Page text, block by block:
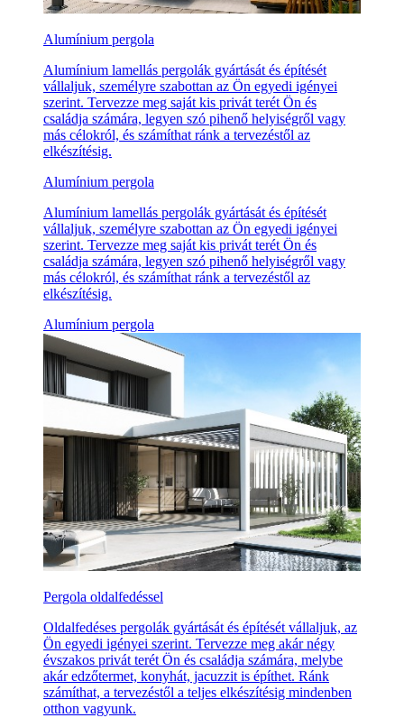
Alumínium pergola
Alumínium lamellás pergolák gyártását és építését
vállaljuk, személyre szabottan az Ön egyedi igényei
szerint. Tervezze meg saját kis privát terét Ön és
családja számára, legyen szó pihenő helyiségről vagy
más célokról, és számíthat ránk a tervezéstől az
elkészítésig.
Alumínium pergola
Alumínium lamellás pergolák gyártását és építését
vállaljuk, személyre szabottan az Ön egyedi igényei
szerint. Tervezze meg saját kis privát terét Ön és
családja számára, legyen szó pihenő helyiségről vagy
más célokról, és számíthat ránk a tervezéstől az
elkészítésig.
Alumínium pergola
Pergola oldalfedéssel
Oldalfedéses pergolák gyártását és építését vállaljuk, az
Ön egyedi igényei szerint. Tervezze meg akár négy
évszakos privát terét Ön és családja számára, melybe
akár edzőtermet, konyhát, jacuzzit is építhet. Ránk
számíthat, a tervezéstől a teljes elkészítésig mindenben
otthon vagyunk.